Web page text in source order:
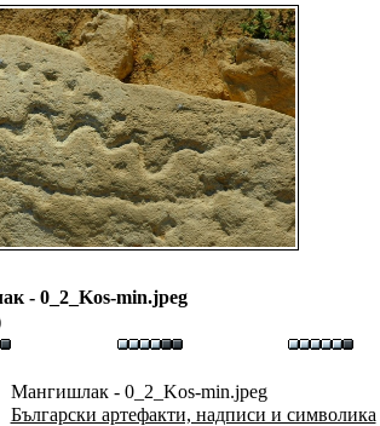
- 0_2_Kos-min.jpeg
Мангишлак - 0_2_Kos-min.jpeg
Български артефакти, надписи и символика